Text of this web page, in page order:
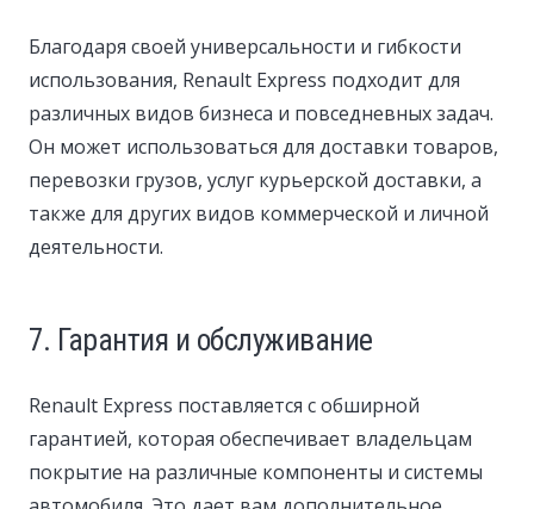
Благодаря своей универсальности и гибкости
использования, Renault Express подходит для
различных видов бизнеса и повседневных задач.
Он может использоваться для доставки товаров,
перевозки грузов, услуг курьерской доставки, а
также для других видов коммерческой и личной
деятельности.
7. Гарантия и обслуживание
Renault Express поставляется с обширной
гарантией, которая обеспечивает владельцам
покрытие на различные компоненты и системы